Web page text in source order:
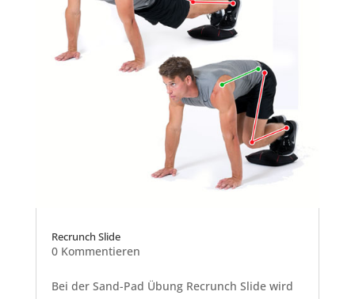
Recrunch Slide
0 Kommentieren
Bei der Sand-Pad Übung Recrunch Slide wird